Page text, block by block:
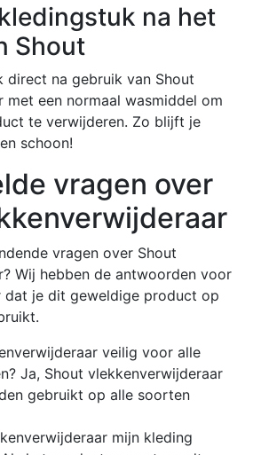
na het
Shout
direct na gebruik van Shout
met een normaal wasmiddel om
te verwijderen. Zo blijft je
schoon!
vragen over
vragen over Shout
Wij hebben de antwoorden voor
dat je dit geweldige product op
veilig voor alle
Ja, Shout vlekkenverwijderaar
gebruikt op alle soorten
mijn kleding